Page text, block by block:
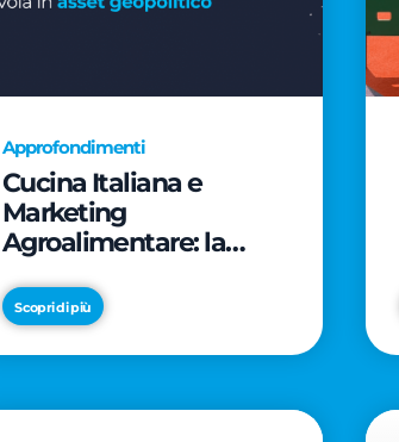
Approfondimenti
Cucina Italiana e
Marketing
Agroalimentare: la
milioni per trasformare
la tavola in asset
geopolitico
Scopri di più